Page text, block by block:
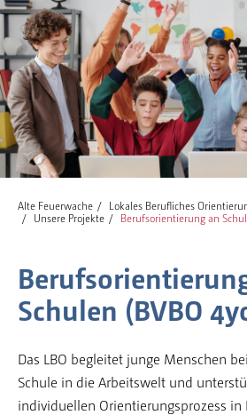
Alte Feuerwache
Lokales Berufliches
Unsere Projekte
Berufsorientierung an
Schulen (BVBO
Das LBO begleitet junge Menschen
Schule in die Arbeitswelt und
individuellen Orientierungsprozess in